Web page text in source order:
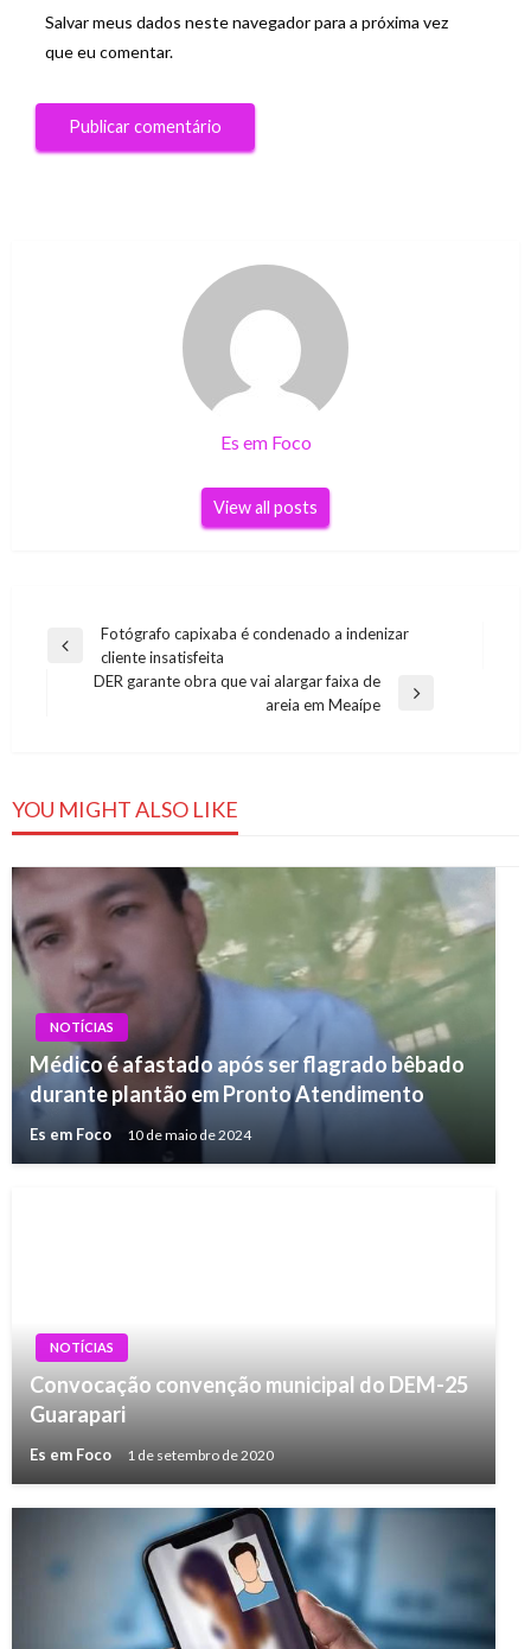
Salvar meus dados neste navegador para a próxima vez
que eu comentar.
Es em Foco
View all posts
Navegação
Previous
Fotógrafo capixaba é condenado a indenizar
cliente insatisfeita
DER garante obra que vai alargar faixa de
areia em Meaípe
YOU MIGHT ALSO LIKE
NOTÍCIAS
Médico é afastado após ser flagrado bêbado
durante plantão em Pronto Atendimento
Es em Foco 10 de maio de 2024
NOTÍCIAS
Convocação convenção municipal do DEM-25
Guarapari
Es em Foco 1 de setembro de 2020